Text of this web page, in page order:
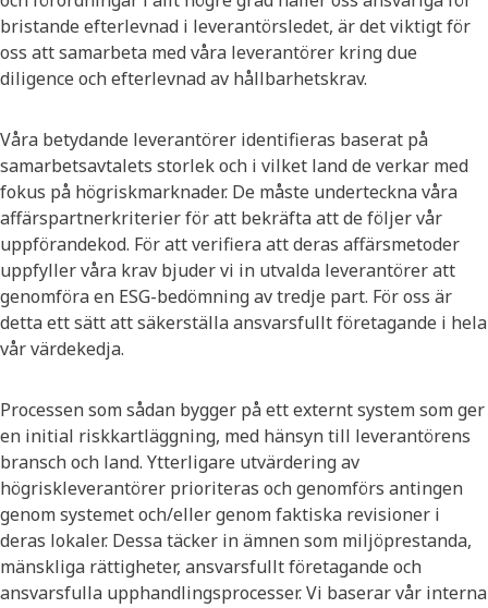
bristande efterlevnad i leverantörsledet, är det viktigt för
oss att samarbeta med våra leverantörer kring due
diligence och efterlevnad av hållbarhetskrav.
Våra betydande leverantörer identifieras baserat på
samarbetsavtalets storlek och i vilket land de verkar med
fokus på högriskmarknader. De måste underteckna våra
affärspartnerkriterier för att bekräfta att de följer vår
uppförandekod. För att verifiera att deras affärsmetoder
uppfyller våra krav bjuder vi in utvalda leverantörer att
genomföra en ESG-bedömning av tredje part. För oss är
detta ett sätt att säkerställa ansvarsfullt företagande i hela
vår värdekedja.
Processen som sådan bygger på ett externt system som ger
en initial riskkartläggning, med hänsyn till leverantörens
bransch och land. Ytterligare utvärdering av
högriskleverantörer prioriteras och genomförs antingen
genom systemet och/eller genom faktiska revisioner i
deras lokaler. Dessa täcker in ämnen som miljöprestanda,
mänskliga rättigheter, ansvarsfullt företagande och
ansvarsfulla upphandlingsprocesser. Vi baserar vår interna